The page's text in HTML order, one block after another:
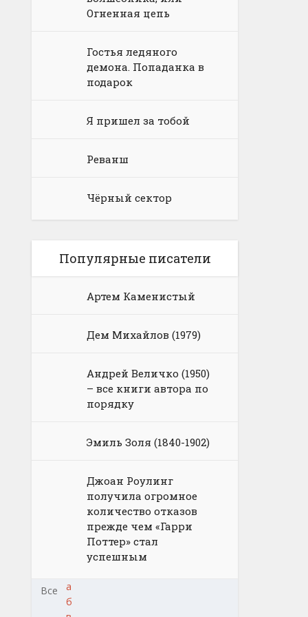
Огненная цепь
Гостья ледяного
демона. Попаданка в
подарок
Я пришел за тобой
Реванш
Чёрный сектор
Популярные писатели
Артем Каменистый
Дем Михайлов (1979)
Андрей Величко (1950)
– все книги автора по
порядку
Эмиль Золя (1840-1902)
Джоан Роулинг
получила огромное
количество отказов
прежде чем «Гарри
Поттер» стал
успешным
Все
а
б